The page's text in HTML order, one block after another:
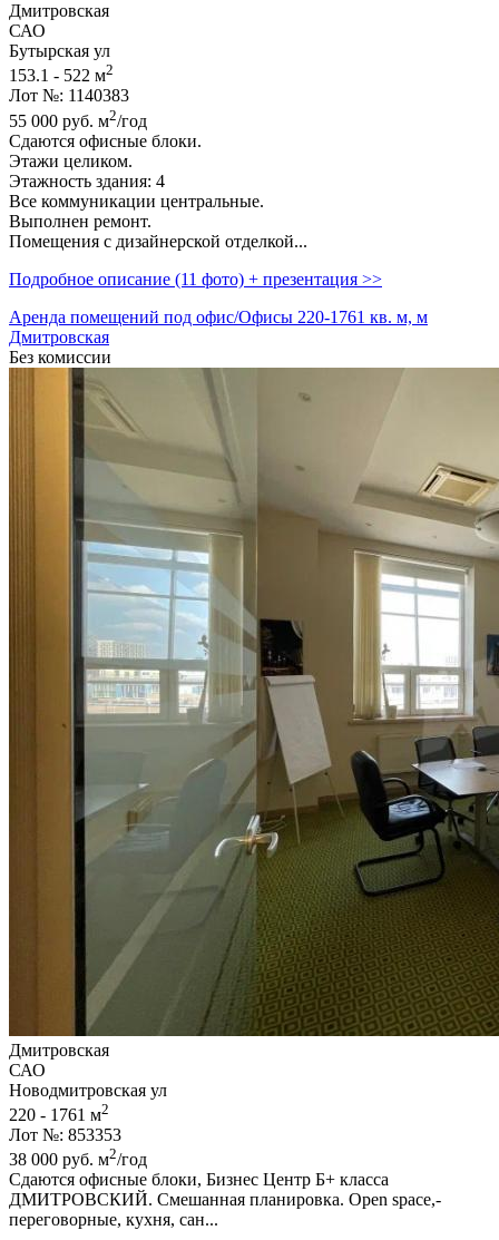
Дмитровская
САО
Бутырская ул
153.1 - 522 м2
Лот №: 1140383
55 000 руб. м2/год
Сдаются офисные блоки.
Этажи целиком.
Этажность здания: 4
Все коммуникации центральные.
Выполнен ремонт.
Помещения с дизайнерской отделкой...
Подробное описание (11 фото) + презентация >>
Аренда помещений под офис/Офисы 220-1761 кв. м, м
Дмитровская
Без комиссии
Дмитровская
САО
Новодмитровская ул
220 - 1761 м2
Лот №: 853353
38 000 руб. м2/год
Сдаются офисные блоки,­ Бизнес Центр Б+ класса
ДМИТРОВСКИЙ. Смешанная планировка. Open space,­
переговорные,­ кухня,­ сан...